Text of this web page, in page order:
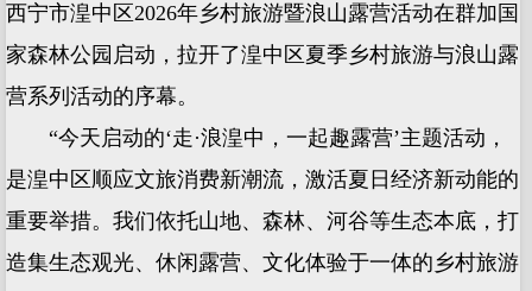
西宁市湟中区2026年乡村旅游暨浪山露营活动在群加国
家森林公园启动，拉开了湟中区夏季乡村旅游与浪山露
营系列活动的序幕。
“今天启动的‘走·浪湟中，一起趣露营’主题活动，
是湟中区顺应文旅消费新潮流，激活夏日经济新动能的
重要举措。我们依托山地、森林、河谷等生态本底，打
造集生态观光、休闲露营、文化体验于一体的乡村旅游